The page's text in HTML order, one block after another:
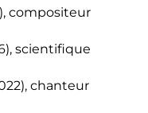
compositeur
scientifique
chanteur